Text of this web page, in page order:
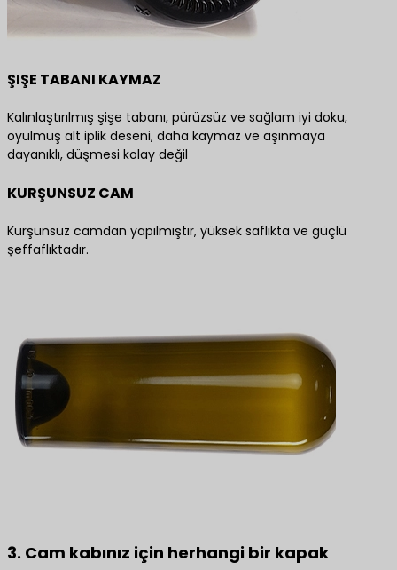
ŞIŞE TABANI KAYMAZ
Kalınlaştırılmış şişe tabanı, pürüzsüz ve sağlam iyi doku,
oyulmuş alt iplik deseni, daha kaymaz ve aşınmaya
dayanıklı, düşmesi kolay değil
KURŞUNSUZ CAM
Kurşunsuz camdan yapılmıştır, yüksek saflıkta ve güçlü
şeffaflıktadır.
3. Cam kabınız için herhangi bir kapak